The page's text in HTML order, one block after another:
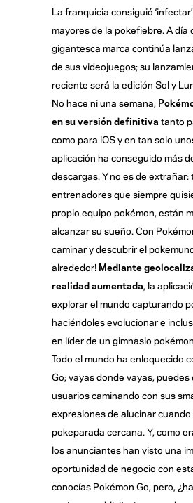
La franquicia consiguió
mayores de la pokefiebre. A día
gigantesca marca continúa
de sus videojuegos; su
reciente será la edición Sol y
No hace ni una semana,
en su versión definitiva tanto
como para iOS y en tan solo
aplicación ha conseguido más
descargas. Y no es de extrañar:
entrenadores que siempre
propio equipo pokémon, están
alcanzar su sueño. Con
caminar y descubrir el
alrededor! Mediante
realidad aumentada , la
explorar el mundo capturando
haciéndoles evolucionar e
en líder de un gimnasio pokémon.
Todo el mundo ha enloquecido
Go; vayas donde vayas,
usuarios caminando con sus
expresiones de alucinar cuando
pokeparada cercana. Y, como
los anunciantes han visto una
oportunidad de negocio con
conocías Pokémon Go, pero,